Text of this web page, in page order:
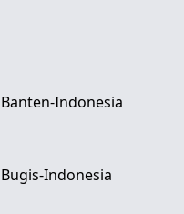
Banten-Indonesia
Bugis-Indonesia